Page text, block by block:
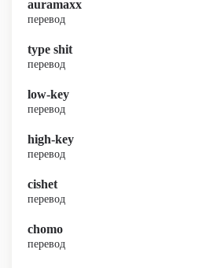
auramaxx
перевод
type shit
перевод
low-key
перевод
high-key
перевод
cishet
перевод
chomo
перевод